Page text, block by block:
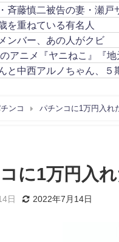
斉藤慎二被告の妻・瀬
を重ねている有名人
ンバー、あの人がクビ
のアニメ『ヤニねこ』『
と中西アルノちゃん、５
ンコ パチンコに1万円入れ
に1万円入
日 2022年7月14日